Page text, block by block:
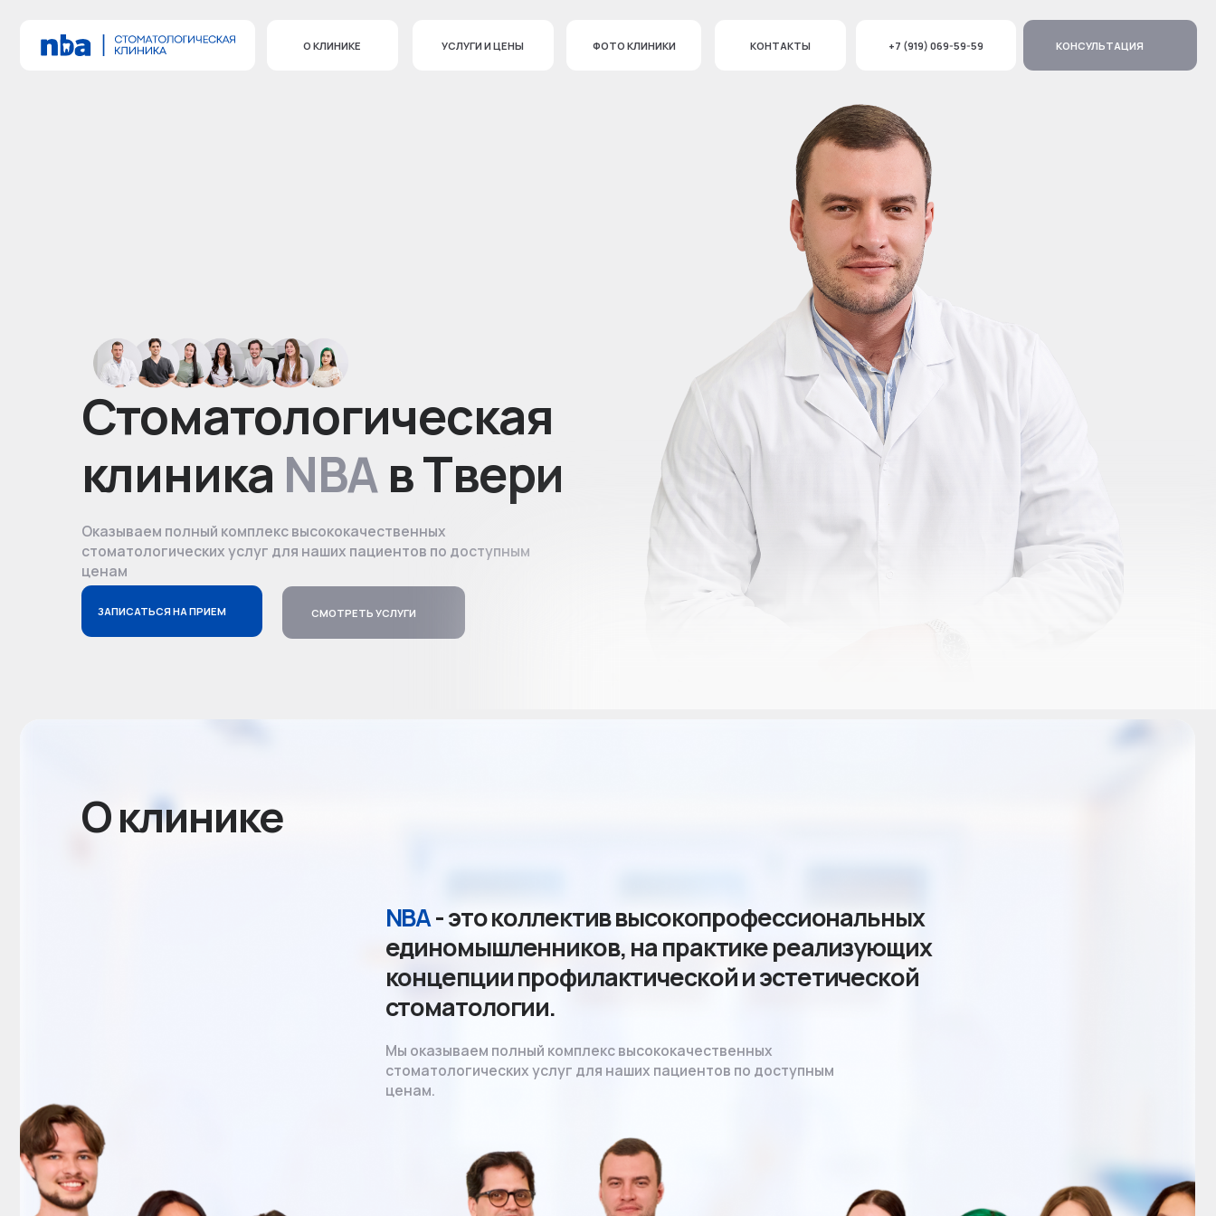
О КЛИНИКЕ УСЛУГИ И ЦЕНЫ ФОТО КЛИНИКИ КОНТАКТЫ +7 (919) 069-59-59 КОНСУЛЬТАЦИЯ
Стоматологическая
клиникаNBAв Твери
Оказываем полный комплекс высококачественных
стоматологических услуг для наших пациентов по доступным
ЗАПИСАТЬСЯ НА ПРИЕМ СМОТРЕТЬ УСЛУГИ
О клинике
стоматологических услуг для наших пациентов по доступным
ценам.